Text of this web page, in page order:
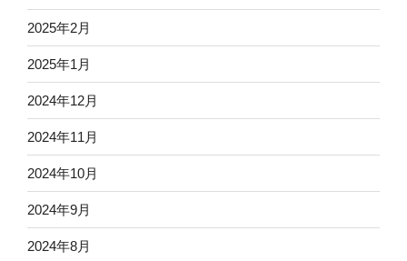
2025年2月
2025年1月
2024年12月
2024年11月
2024年10月
2024年9月
2024年8月